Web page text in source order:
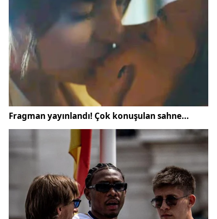
eden göç hareketini işaret ediyor.
Buna karşılık belde ve köylerde tablo tersine döndü.
2024 yılında 149 bin 768 olarak kaydedilen kırsal
nüfus, 2025’te 142 bin 801’e geriledi. Böylece kırsal
bölgelerde bir yıl içinde yaklaşık 7 bin kişilik azalış
meydana geldi.
Uzmanlar, kırsal kesimde yaşanan bu nüfus
kaybının; genç nüfusun eğitim ve iş olanakları
nedeniyle şehir merkezlerine yönelmesi, tarım ve
hayvancılık faaliyetlerindeki değişim ile sosyal
imkânların sınırlı olması gibi etkenlerle bağlantılı
olabileceğini değerlendiriyor. Bu durum, aynı
zamandaSivas gündem haberleri
içerisinde sıkça
ele alınan kırsal kalkınma ve göç başlıklarını da
yeniden gündeme taşıdı.